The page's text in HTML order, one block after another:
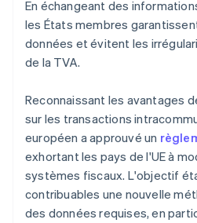
En échangeant des
les États membres
données et évitent les
de la TVA.
Reconnaissant les avantages
sur les transactions
européen a approuvé un
exhortant les pays de l'UE à
systèmes fiscaux. L'objectif
contribuables une nouvelle
des données requises, en